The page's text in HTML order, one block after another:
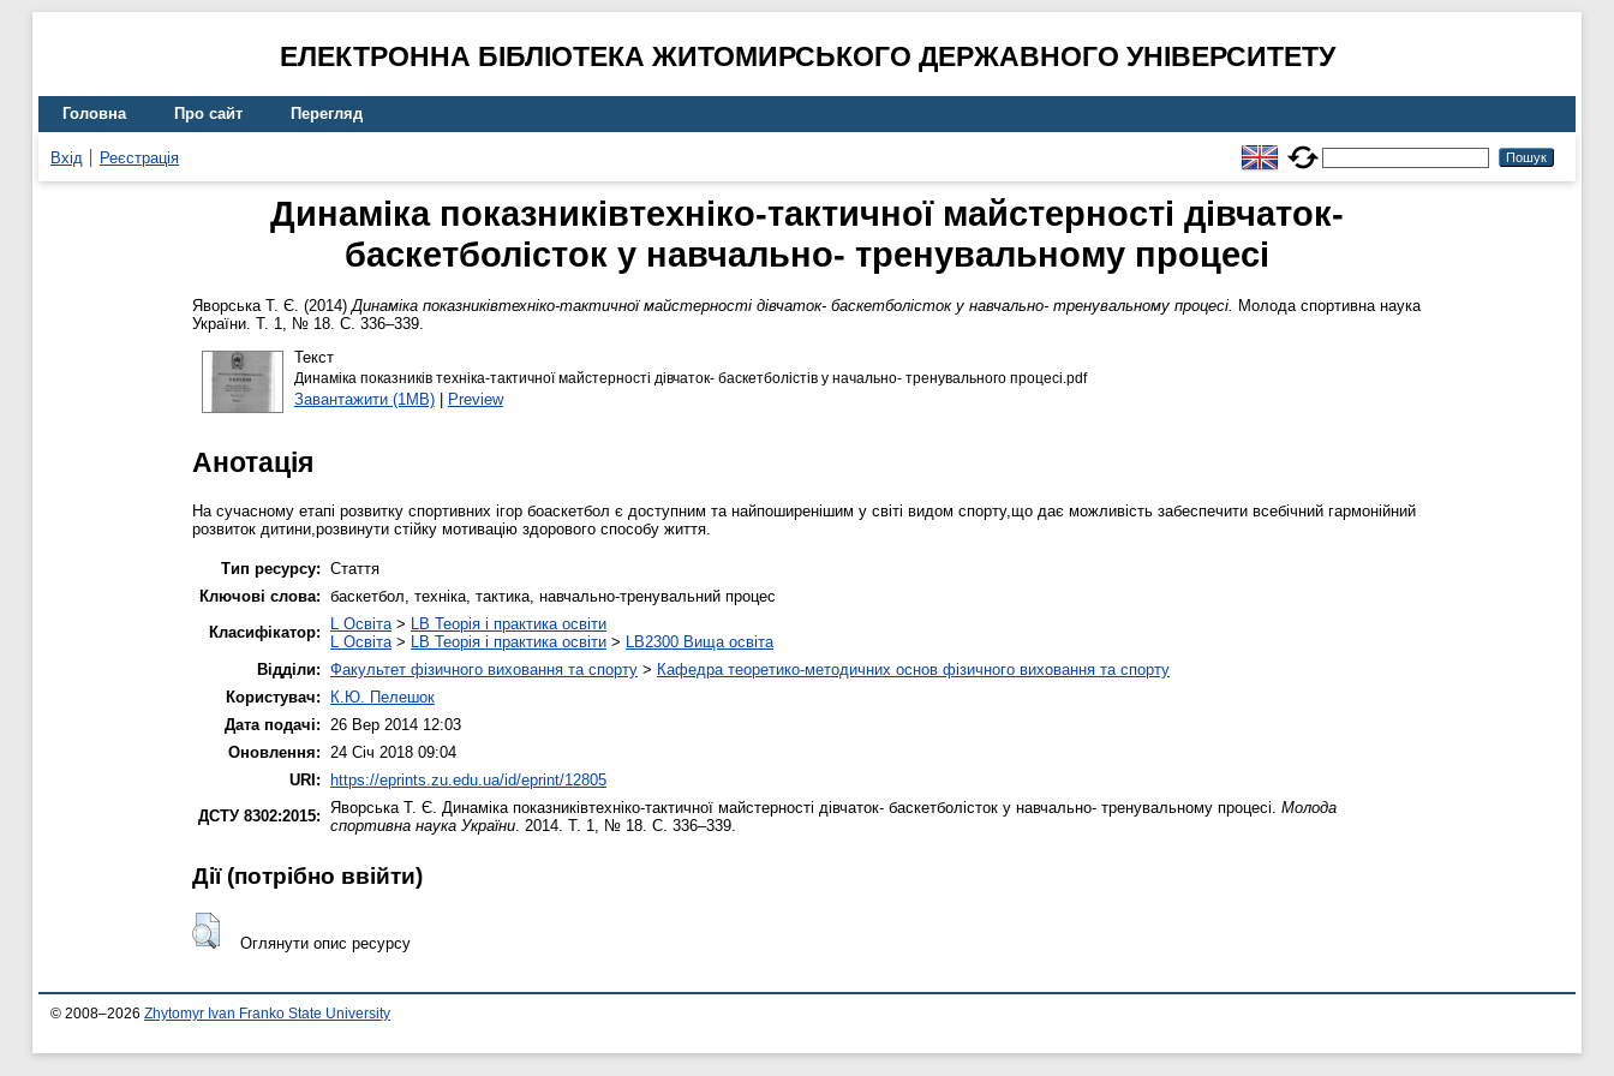
ЕЛЕКТРОННА БІБЛІОТЕКА ЖИТОМИРСЬКОГО ДЕРЖАВНОГО УНІВЕРСИТЕТУ
Головна Про сайт Перегляд
Вхід Реєстрація
Динаміка показниківтехніко-тактичної майстерності дівчаток-
баскетболісток у навчально- тренувальному процесі
Яворська Т. Є. (2014)Динаміка показниківтехніко-тактичної майстерності дівчаток- баскетболісток у навчально- тренувальному процесі. Молода спортивна наука
України. Т. 1, № 18. С. 336–339.
Текст
Динаміка показників техніка-тактичної майстерності дівчаток- баскетболістів у начально- тренувального процесі.pdf
Завантажити (1MB)| Preview
Анотація
На сучасному етапі розвитку спортивних ігор боаскетбол є доступним та найпоширенішим у світі видом спорту,що дає можливість забеспечити всебічний гармонійний
розвиток дитини,розвинути стійку мотивацію здорового способу життя.
Тип ресурсу: Стаття
Ключові слова: баскетбол, техніка, тактика, навчально-тренувальний процес
Класифікатор:
L Освіта > LB Теорія і практика освіти
L Освіта > LB Теорія і практика освіти > LB2300 Вища освіта
Відділи: Факультет фізичного виховання та спорту > Кафедра теоретико-методичних основ фізичного виховання та спорту
Користувач:
К.Ю. Пелешок
Дата подачі:
26 Вер 2014 12:03
Оновлення:
24 Січ 2018 09:04
URI: https://eprints.zu.edu.ua/id/eprint/12805
ДСТУ 8302:2015:
Яворська Т. Є. Динаміка показниківтехніко-тактичної майстерності дівчаток- баскетболісток у навчально- тренувальному процесі. Молода
спортивна наука України . 2014. Т. 1, № 18. С. 336–339.
Дії ​​(потрібно ввійти)
Оглянути опис ресурсу
© 2008–2026 Zhytomyr Ivan Franko State University